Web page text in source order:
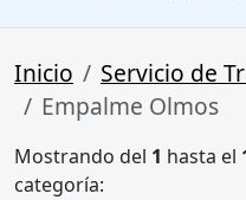
Inicio
Servicio de
Empalme Olmos
Mostrando del 1 hasta el
categoría: